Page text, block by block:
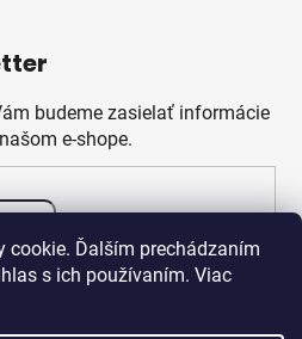
cookie. Ďalším prechádzaním
s ich používaním. Viac
budeme zasielať informácie
e-shope.
spodmienkami ochrany